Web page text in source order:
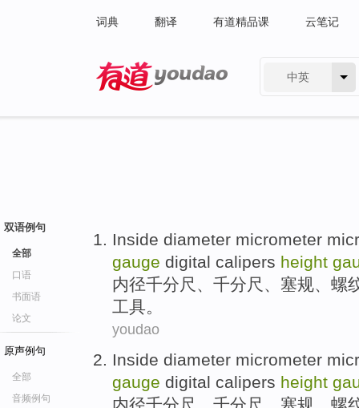
词典 翻译 有道精品课 云笔记
中英
双语例句
全部
口语
书面语
论文
原声例句
全部
音频例句
Inside diameter micrometer
gauge digital calipers height
内径千分尺 、千分尺、塞规、 螺
工具。
youdao
Inside diameter micrometer
gauge digital calipers height
内径千分尺 、千分尺、塞规、 螺